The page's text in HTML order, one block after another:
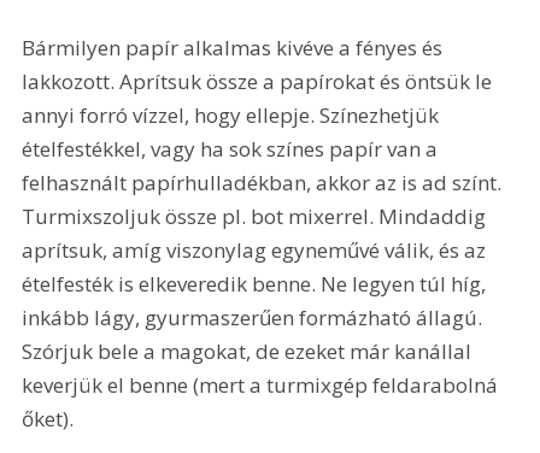
Bármilyen papír alkalmas kivéve a fényes és
lakkozott. Aprítsuk össze a papírokat és öntsük le
annyi forró vízzel, hogy ellepje. Színezhetjük
ételfestékkel, vagy ha sok színes papír van a
felhasznált papírhulladékban, akkor az is ad színt.
Turmixszoljuk össze pl. bot mixerrel. Mindaddig
aprítsuk, amíg viszonylag egyneművé válik, és az
ételfesték is elkeveredik benne. Ne legyen túl híg,
inkább lágy, gyurmaszerűen formázható állagú.
Szórjuk bele a magokat, de ezeket már kanállal
keverjük el benne (mert a turmixgép feldarabolná
őket).